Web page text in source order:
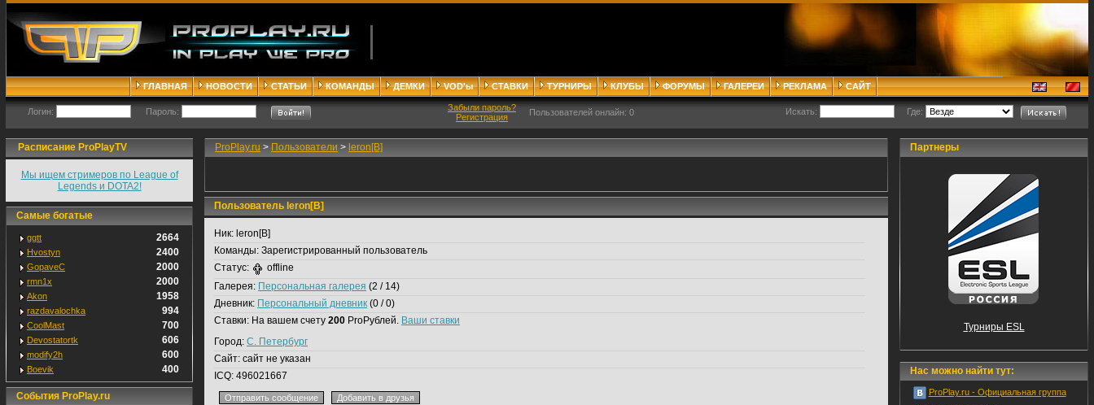
ГЛАВНАЯ НОВОСТИ СТАТЬИ КОМАНДЫ ДЕМКИ VOD'ы СТАВКИ ТУРНИРЫ КЛУБЫ ФОРУМЫ ГАЛЕРЕИ РЕКЛАМА САЙТ
Логин: Пароль:
Забыли пароль?
Регистрация
Пользователей онлайн: 0 Искать: Где:
Расписание ProPlayTV
Мы ищем стримеров по League of
Legends и DOTA2!
Самые богатые
ggtt 2664
Hvostyn 2400
GopaveC 2000
rmn1x 2000
Akon 1958
razdavalochka 994
CoolMast 700
Devostatortk 606
modify2h 600
Boevik 400
События ProPlay.ru
ProPlay.ru > Пользователи > leron[B]
Пользователь leron[B]
Ник: leron[B]
Команды: Зарегистрированный пользователь
Статус:
offline
Галерея: Персональная галерея (2 / 14)
Дневник: Персональный дневник (0 / 0)
Ставки: На вашем счету 200 ProРублей. Ваши ставки
Город: С. Петербург
Сайт: сайт не указан
ICQ: 496021667
Партнеры
Турниры ESL
Нас можно найти тут:
ProPlay.ru - Официальная группа